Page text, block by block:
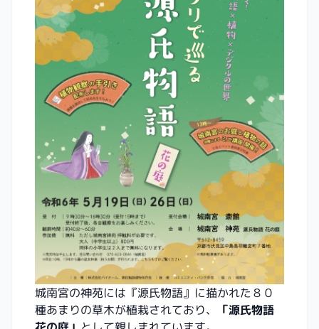
城南宮の神苑には『源氏物語』に描かれた８０
種あまりの草木が植栽されており、
「源氏物語